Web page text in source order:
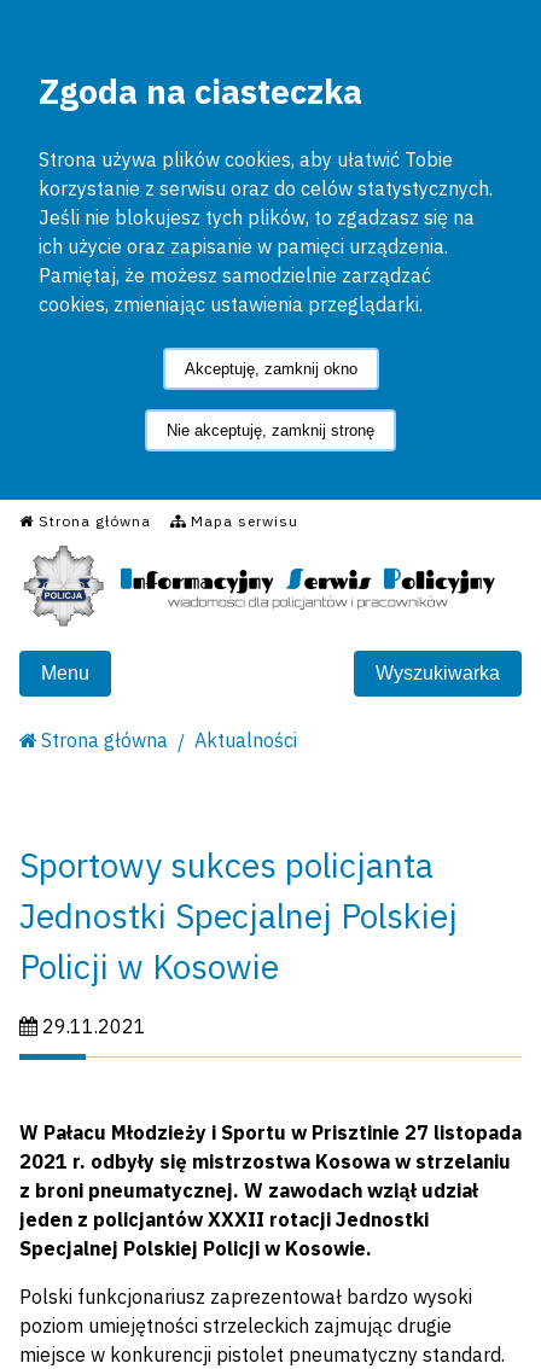
Zgoda na ciasteczka
Strona używa plików cookies, aby ułatwić Tobie
korzystanie z serwisu oraz do celów statystycznych.
Jeśli nie blokujesz tych plików, to zgadzasz się na
ich użycie oraz zapisanie w pamięci urządzenia.
Pamiętaj, że możesz samodzielnie zarządzać
cookies, zmieniając ustawienia przeglądarki.
Akceptuję, zamknij okno
Nie akceptuję, zamknij stronę
Strona główna Mapa serwisu
Informacyjny Serwis
Menu Wyszukiwarka
Strona główna Aktualności
Sportowy sukces policjanta
Jednostki Specjalnej Polskiej
Policji w Kosowie
Data publikacji:
29.11.2021
W Pałacu Młodzieży i Sportu w Prisztinie 27 listopada
2021 r. odbyły się mistrzostwa Kosowa w strzelaniu
z broni pneumatycznej. W zawodach wziął udział
jeden z policjantów XXXII rotacji Jednostki
Specjalnej Polskiej Policji w Kosowie.
Polski funkcjonariusz zaprezentował bardzo wysoki
poziom umiejętności strzeleckich zajmując drugie
miejsce w konkurencji pistolet pneumatyczny standard.